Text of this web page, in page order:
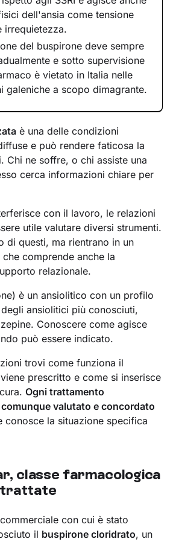
dell'ansia come tensione
irrequietezza.
del buspirone deve sempre
e sotto supervisione
è vietato in Italia nelle
galeniche a scopo dimagrante.
è una delle condizioni
e può rendere faticosa la
Chi ne soffre, o chi assiste una
cerca informazioni chiare per
con il lavoro, le relazioni
utile valutare diversi strumenti.
di questi, ma rientrano in un
che comprende anche la
relazionale.
è un ansiolitico con un profilo
ansiolitici più conosciuti,
Conoscere come agisce
può essere indicato.
trovi come funziona il
prescritto e come si inserisce
Ogni trattamento
valutato e concordato
conosce la situazione specifica
classe farmacologica
trattate
con cui è stato
il buspirone cloridrato, un